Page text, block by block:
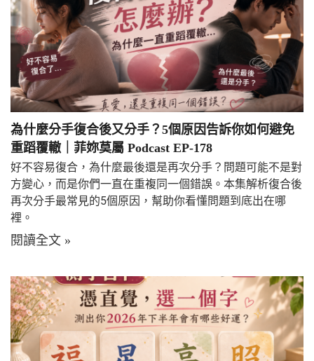
為什麼分手復合後又分手？5個原因告訴你如何避免
重蹈覆轍｜菲妳莫屬 Podcast EP-178
好不容易復合，為什麼最後還是再次分手？問題可能不是對
方變心，而是你們一直在重複同一個錯誤。本集解析復合後
再次分手最常見的5個原因，幫助你看懂問題到底出在哪
裡。
閱讀全文 »